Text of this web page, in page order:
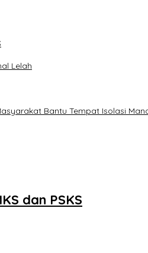
Lelah
Bantu Tempat Isolasi
dan PSKS